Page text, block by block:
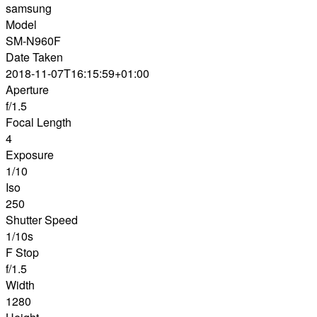
samsung
Model
SM-N960F
Date Taken
2018-11-07T16:15:59+01:00
Aperture
f/1.5
Focal Length
4
Exposure
1/10
Iso
250
Shutter Speed
1/10s
F Stop
f/1.5
Width
1280